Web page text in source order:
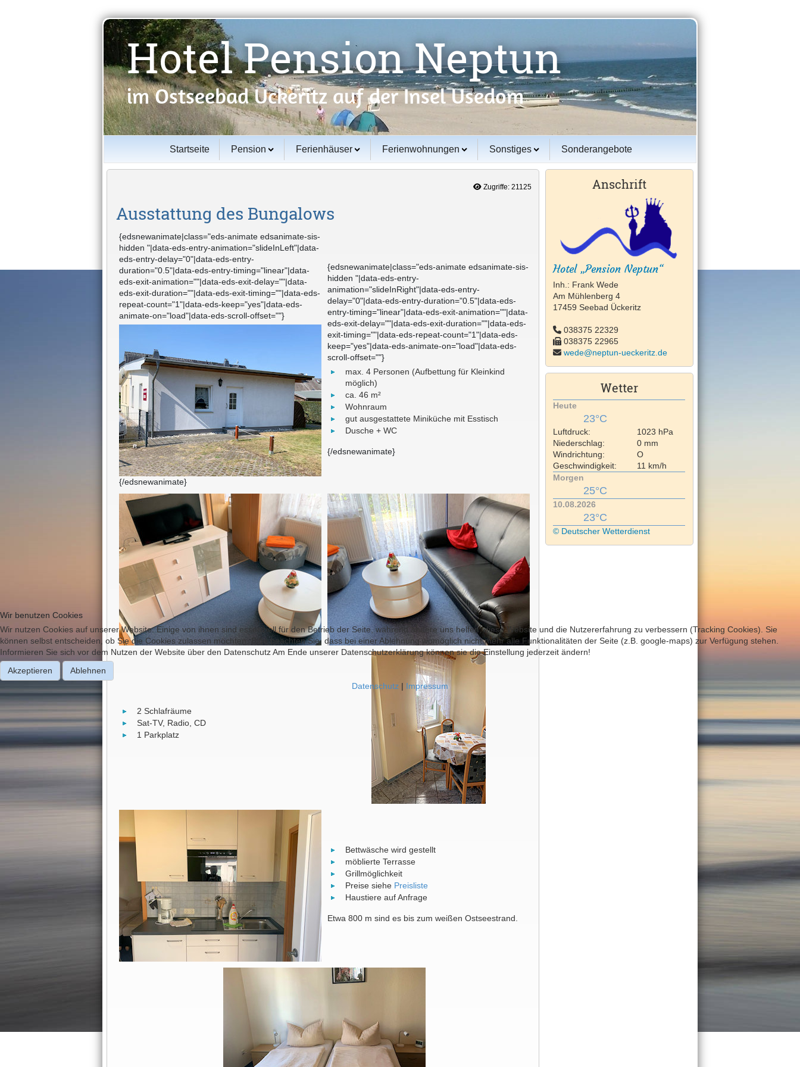
Hotel Pension Neptun
im Ostseebad Ückeritz auf der Insel Usedom
Startseite Pension Ferienhäuser Ferienwohnungen Sonstiges Sonderangebote
Zugriffe: 21125
Ausstattung des Bungalows
{edsnewanimate|class="eds-animate edsanimate-sis-
hidden "|data-eds-entry-animation="slideInLeft"|data-
eds-entry-delay="0"|data-eds-entry-
duration="0.5"|data-eds-entry-timing="linear"|data-
eds-exit-animation=""|data-eds-exit-delay=""|data-
eds-exit-duration=""|data-eds-exit-timing=""|data-eds-
repeat-count="1"|data-eds-keep="yes"|data-eds-
animate-on="load"|data-eds-scroll-offset=""}
{/edsnewanimate}
{edsnewanimate|class="eds-animate edsanimate-sis-
hidden "|data-eds-entry-
animation="slideInRight"|data-eds-entry-
delay="0"|data-eds-entry-duration="0.5"|data-eds-
entry-timing="linear"|data-eds-exit-animation=""|data-
eds-exit-delay=""|data-eds-exit-duration=""|data-eds-
exit-timing=""|data-eds-repeat-count="1"|data-eds-
keep="yes"|data-eds-animate-on="load"|data-eds-
scroll-offset=""}
max. 4 Personen (Aufbettung für Kleinkind
möglich)
ca. 46 m²
Wohnraum
gut ausgestattete Miniküche mit Esstisch
Dusche + WC
{/edsnewanimate}
2 Schlafräume
Sat-TV, Radio, CD
1 Parkplatz
Bettwäsche wird gestellt
möblierte Terrasse
Grillmöglichkeit
Preise siehe Preisliste
Haustiere auf Anfrage
Etwa 800 m sind es bis zum weißen Ostseestrand.
Anschrift
Hotel „Pension Neptun“
Inh.: Frank Wede
Am Mühlenberg 4
17459 Seebad Ückeritz
038375 22329
038375 22965
wede@neptun-ueckeritz.de
Wetter
Heute
23°C
Luftdruck:
1023 hPa
Niederschlag:
0 mm
Windrichtung:
O
Geschwindigkeit:
11 km/h
Morgen
25°C
10.08.2026
23°C
© Deutscher Wetterdienst
Wir benutzen Cookies
Wir nutzen Cookies auf unserer Website. Einige von ihnen sind essenziell für den Betrieb der Seite, während andere uns helfen, diese Website und die Nutzererfahrung zu verbessern (Tracking Cookies). Sie
können selbst entscheiden, ob Sie die Cookies zulassen möchten. Bitte beachten Sie, dass bei einer Ablehnung womöglich nicht mehr alle Funktionalitäten der Seite (z.B. google-maps) zur Verfügung stehen.
Informieren Sie sich vor dem Nutzen der Website über den Datenschutz Am Ende unserer Datenschutzerklärung können sie die Einstellung jederzeit ändern!
Akzeptieren
Ablehnen
Datenschutz | Impressum